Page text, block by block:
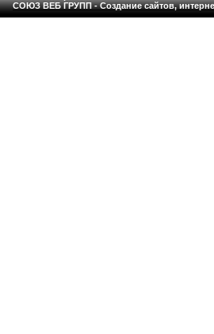
СОЮЗ ВЕБ ГРУПП - Создание сайтов,